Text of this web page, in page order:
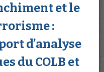
et le
:
d’analyse
du COLB et